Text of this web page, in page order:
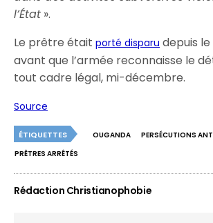
l’État ».
Le prêtre étaitporté disparu depuis
avant que l’armée reconnaisse le
tout cadre légal, mi-décembre.
Source
ÉTIQUETTES OUGANDA
PERSÉCUTIONS
PRÊTRES ARRÊTÉS
Rédaction Christianophobie